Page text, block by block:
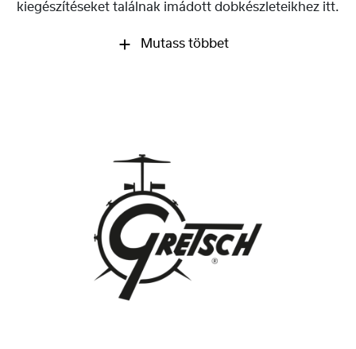
kiegészítéseket találnak imádott dobkészleteikhez itt.
Mutass többet